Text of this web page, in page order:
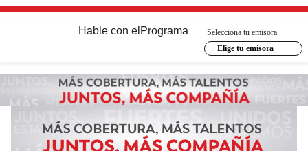
Hable con el Programa
Selecciona tu emisora
Elige tu emisora